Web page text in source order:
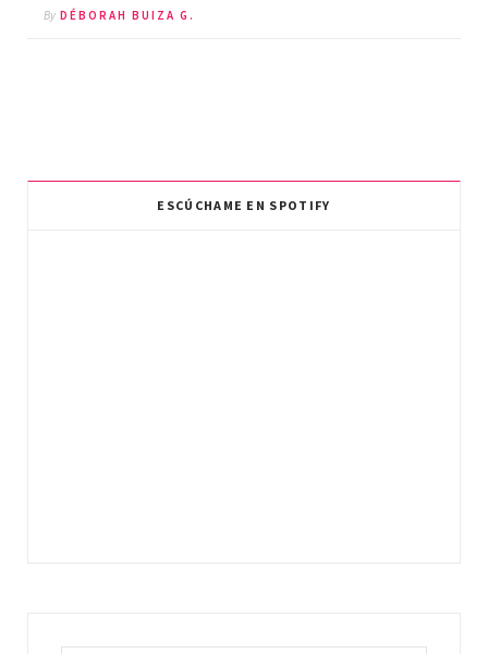
By DÉBORAH BUIZA G.
ESCÚCHAME EN SPOTIFY